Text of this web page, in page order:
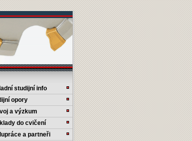
studijní info
opory
a výzkum
do cvičení
a partneři